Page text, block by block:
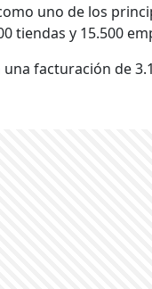
uno de los
tiendas y 15.500
facturación de